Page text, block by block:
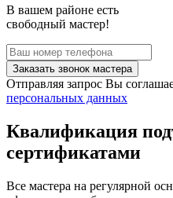
В вашем районе есть
свободный мастер!
Заказать звонок мастера
Отправляя запрос Вы
персональных данных
Квалификация
сертификатами
Все мастера на регулярной